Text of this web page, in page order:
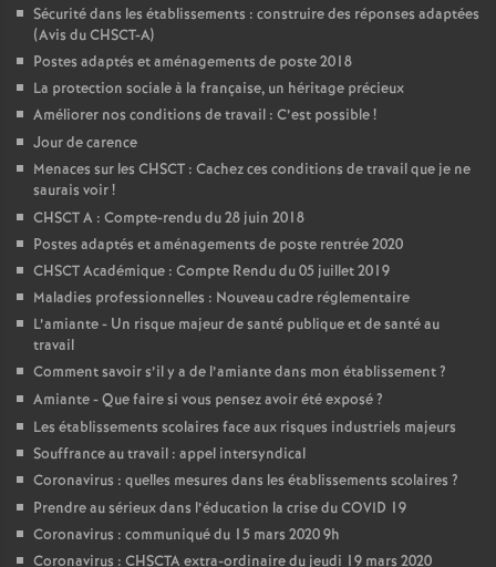
Sécurité dans les établissements : construire des réponses adaptées
(Avis du CHSCT-A)
Postes adaptés et aménagements de poste 2018
La protection sociale à la française, un héritage précieux
Améliorer nos conditions de travail : C’est possible!
Jour de carence
Menaces sur les CHSCT : Cachez ces conditions de travail que je ne
saurais voir!
CHSCT A : Compte-rendu du 28 juin 2018
Postes adaptés et aménagements de poste rentrée 2020
CHSCT Académique : Compte Rendu du 05 juillet 2019
Maladies professionnelles : Nouveau cadre réglementaire
L’amiante - Un risque majeur de santé publique et de santé au
travail
Comment savoir s’il y a de l’amiante dans mon établissement?
Amiante - Que faire si vous pensez avoir été exposé?
Les établissements scolaires face aux risques industriels majeurs
Souffrance au travail : appel intersyndical
Coronavirus : quelles mesures dans les établissements scolaires ?
Prendre au sérieux dans l’éducation la crise du COVID 19
Coronavirus : communiqué du 15 mars 2020 9h
Coronavirus : CHSCTA extra-ordinaire du jeudi 19 mars 2020